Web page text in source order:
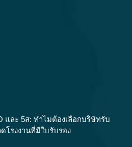
และ 5ส: ทำไมต้องเลือกบริษัทรับ
โรงงานที่มีใบรับรอง